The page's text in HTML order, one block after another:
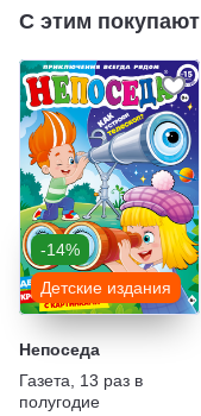
С этим покупают
-14%
Детские издания
Непоседа
Газета
13 раз в
полугодие